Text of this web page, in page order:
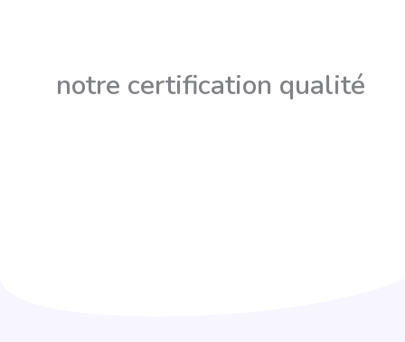
notre certification qualité